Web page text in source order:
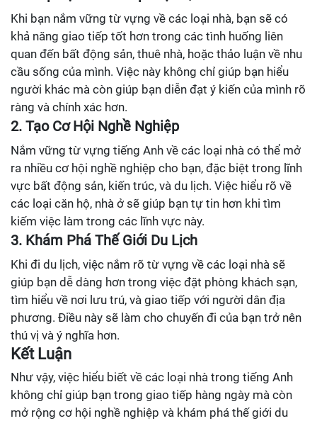
Khi bạn nắm vững từ vựng về các loại nhà, bạn sẽ có
khả năng giao tiếp tốt hơn trong các tình huống liên
quan đến bất động sản, thuê nhà, hoặc thảo luận về nhu
cầu sống của mình. Việc này không chỉ giúp bạn hiểu
người khác mà còn giúp bạn diễn đạt ý kiến của mình rõ
ràng và chính xác hơn.
2. Tạo Cơ Hội Nghề Nghiệp
Nắm vững từ vựng tiếng Anh về các loại nhà có thể mở
ra nhiều cơ hội nghề nghiệp cho bạn, đặc biệt trong lĩnh
vực bất động sản, kiến trúc, và du lịch. Việc hiểu rõ về
các loại căn hộ, nhà ở sẽ giúp bạn tự tin hơn khi tìm
kiếm việc làm trong các lĩnh vực này.
3. Khám Phá Thế Giới Du Lịch
Khi đi du lịch, việc nắm rõ từ vựng về các loại nhà sẽ
giúp bạn dễ dàng hơn trong việc đặt phòng khách sạn,
tìm hiểu về nơi lưu trú, và giao tiếp với người dân địa
phương. Điều này sẽ làm cho chuyến đi của bạn trở nên
thú vị và ý nghĩa hơn.
Kết Luận
Như vậy, việc hiểu biết về các loại nhà trong tiếng Anh
không chỉ giúp bạn trong giao tiếp hàng ngày mà còn
mở rộng cơ hội nghề nghiệp và khám phá thế giới du